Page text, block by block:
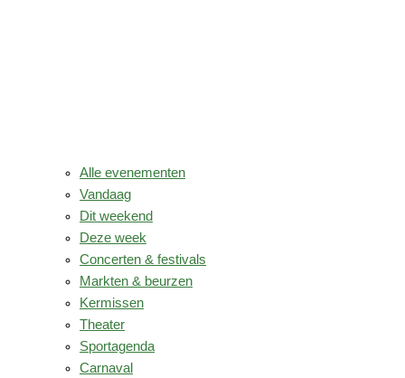
Alle evenementen
Vandaag
Dit weekend
Deze week
Concerten & festivals
Markten & beurzen
Kermissen
Theater
Sportagenda
Carnaval